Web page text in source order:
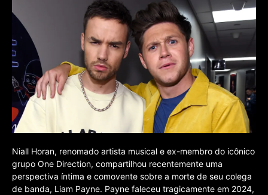
Niall Horan, renomado artista musical e ex-membro do icônico
grupo One Direction, compartilhou recentemente uma
perspectiva íntima e comovente sobre a morte de seu colega
de banda, Liam Payne. Payne faleceu tragicamente em 2024,